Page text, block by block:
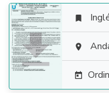



